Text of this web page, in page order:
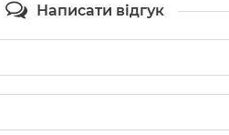
Написати відгук